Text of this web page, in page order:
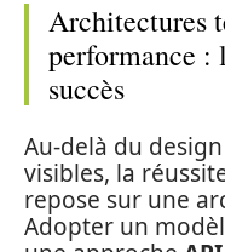
Architectures
performance :
succès
Au‑delà du
visibles, la
repose sur une
Adopter un